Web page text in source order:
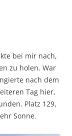
bei mir nach,
zu holen. War
nach dem
Tag hier,
Platz 129,
Sonne.